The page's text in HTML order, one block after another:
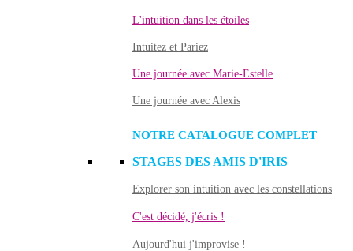
L'intuition dans les étoiles
Intuitez et Pariez
Une journée avec Marie-Estelle
Une journée avec Alexis
NOTRE CATALOGUE COMPLET
STAGES DES AMIS D'IRIS
Explorer son intuition avec les constellations
C'est décidé, j'écris !
Aujourd'hui j'improvise !